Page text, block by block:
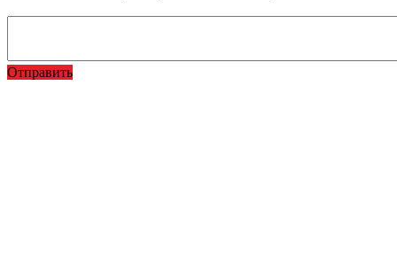
Отправить